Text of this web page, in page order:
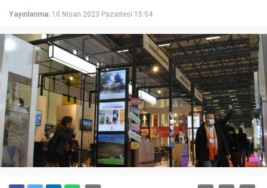
Yayınlanma: 10 Nisan 2023 Pazartesi 15:54